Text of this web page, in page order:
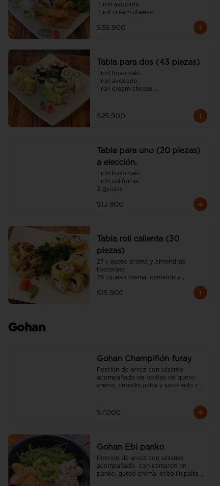
1 roll avocado
1 rol cream cheese
1 roll california
unagui 4 palitos).
$35.900
Tabla para dos (43 piezas)
1 roll hosomaki.
1 roll avocado.
1 roll cream cheese.
$25.900
Tabla para uno (20 piezas)
a elección.
1 roll hosomaki.
1 roll california.
3 gyosas
$13.900
Tabla roll caliente (30
piezas)
27 ( queso crema y almendras
tostadas)
28 (queso crema, camarón y
29 (queso crema, pollo y ciboulette)
$15.900
Gohan
Gohan Champiñón furay
Porción de arroz con sésamo
acompañado de bolitas de queso
crema, cebollín,palta y sazonado con
$7.000
Gohan Ebi panko
Porción de arroz con sésamo
acompañado  con camarón en
panko, queso crema, cebollín,palta y